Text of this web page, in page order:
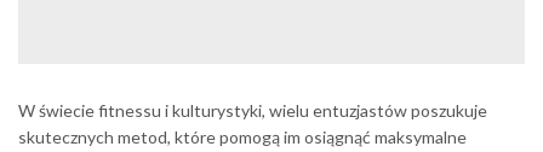
W świecie fitnessu i kulturystyki, wielu entuzjastów poszukuje
skutecznych metod, które pomogą im osiągnąć maksymalne